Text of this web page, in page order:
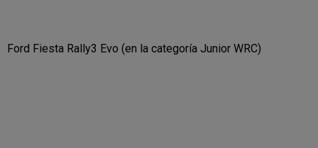
Ford Fiesta Rally3 Evo (en la categoría Junior WRC)